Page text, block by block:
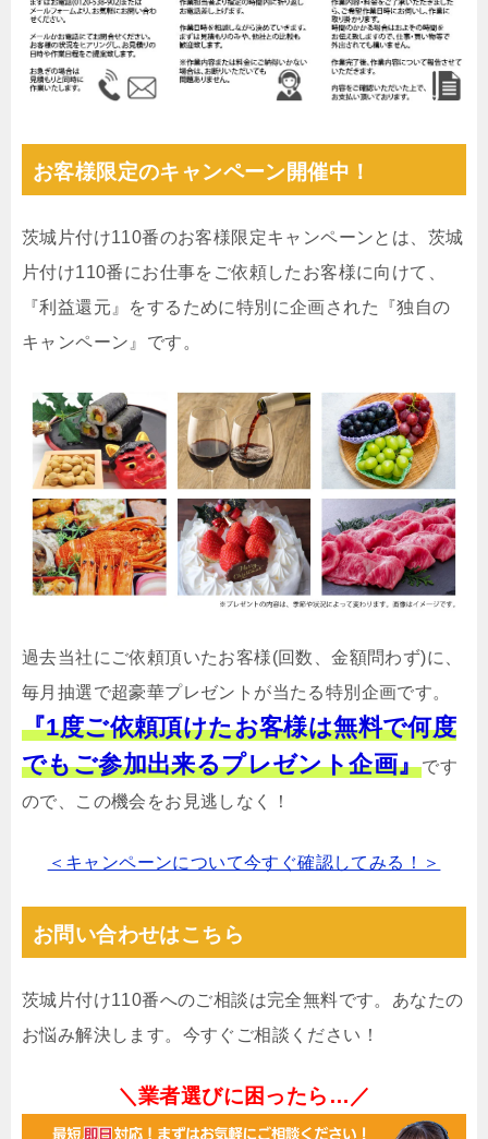
お客様限定のキャンペーン開催中！
茨城片付け110番のお客様限定キャンペーンとは、茨城
片付け110番にお仕事をご依頼したお客様に向けて、
『利益還元』をするために特別に企画された『独自の
キャンペーン』です。
過去当社にご依頼頂いたお客様(回数、金額問わず)に、
毎月抽選で超豪華プレゼントが当たる特別企画です。
『1度ご依頼頂けたお客様は無料で何度
でもご参加出来るプレゼント企画』です
ので、この機会をお見逃しなく！
＜キャンペーンについて今すぐ確認してみる！＞
お問い合わせはこちら
茨城片付け110番へのご相談は完全無料です。あなたの
お悩み解決します。今すぐご相談ください！
＼業者選びに困ったら…／